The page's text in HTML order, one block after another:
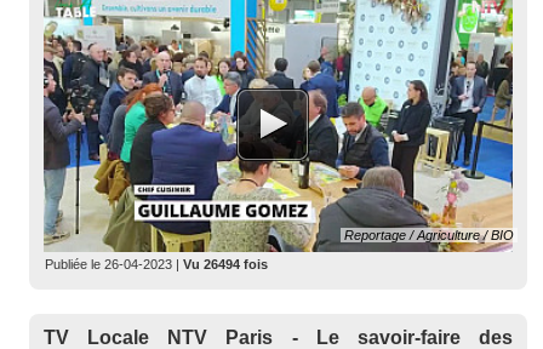
Reportage / Agriculture / BIO
Publiée le 26-04-2023 | Vu 26494 fois
TV Locale NTV Paris - Le savoir-faire des